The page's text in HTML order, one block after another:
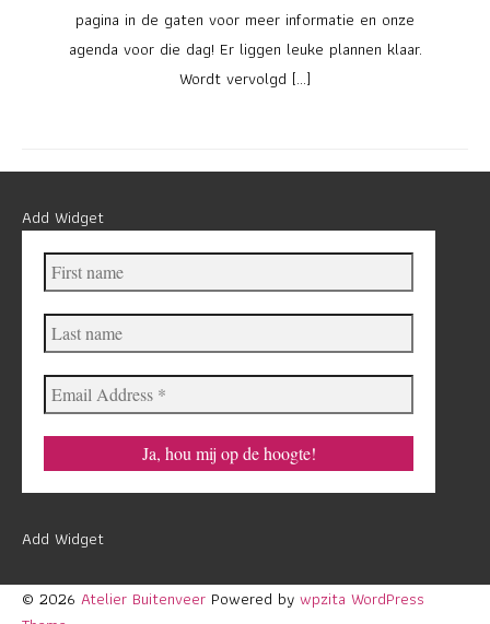
pagina in de gaten voor meer informatie en onze
agenda voor die dag! Er liggen leuke plannen klaar.
Wordt vervolgd […]
Add Widget
First
name
Last
name
Email
Address
*
Add Widget
© 2026 Atelier Buitenveer Powered by wpzita WordPress